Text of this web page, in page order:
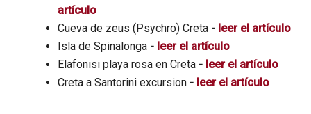
artículo
Cueva de zeus (Psychro) Creta - leer el artículo
Isla de Spinalonga - leer el artículo
Elafonisi playa rosa en Creta - leer el artículo
Creta a Santorini excursion - leer el artículo